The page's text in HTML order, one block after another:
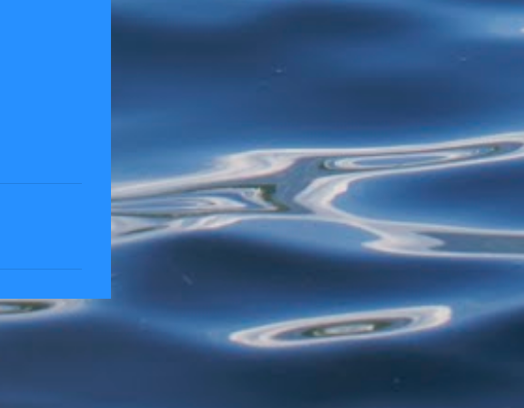
restos de alimentos para reciclagem, por
atividades de garimpagem. De acor...